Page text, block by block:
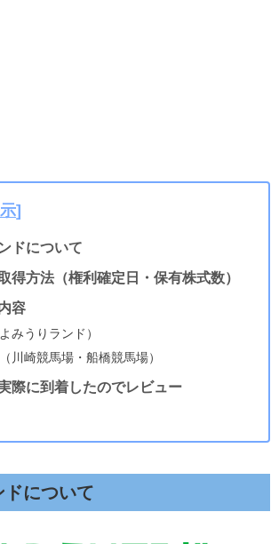
]
ドについて
得方法（権利確定日・保有株式数）
容
みうりランド）
川崎競馬場・船橋競馬場）
際に到着したのでレビュー
ドについて